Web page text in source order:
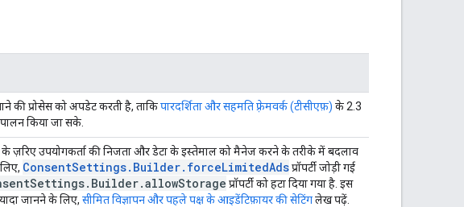
की प्रोसेस को अपडेट करती है, ताकिपारदर्शिता और सहमति फ़्रेमवर्क (टीसीएफ़) के 2.3
किया जा सके.
ज़रिए उपयोगकर्ता की निजता और डेटा के इस्तेमाल को मैनेज करने के तरीके में बदलाव
ConsentSettings.Builder.forceLimitedAdsप्रॉपर्टी जोड़ी गई
प्रॉपर्टी को हटा दिया गया है. इस
जानने के लिए, सीमित विज्ञापन और पहले पक्ष के आइडेंटिफ़ायर की सेटिंगलेख पढ़ें.